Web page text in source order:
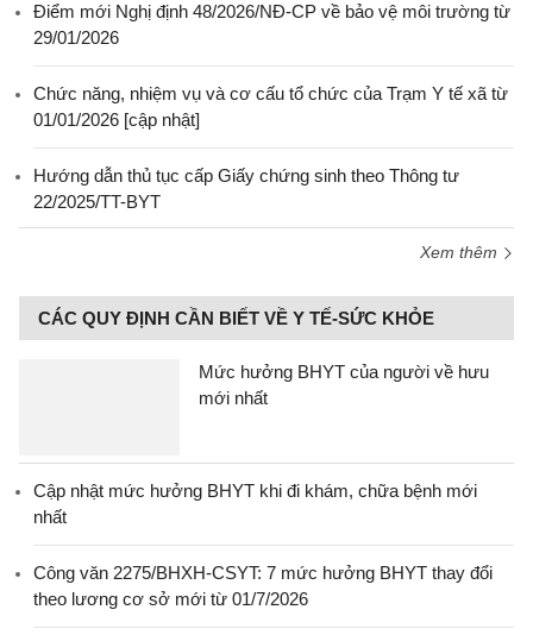
Điểm mới Nghị định 48/2026/NĐ-CP về bảo vệ môi trường từ
29/01/2026
Chức năng, nhiệm vụ và cơ cấu tổ chức của Trạm Y tế xã từ
01/01/2026 [cập nhật]
Hướng dẫn thủ tục cấp Giấy chứng sinh theo Thông tư
22/2025/TT-BYT
Xem thêm
CÁC QUY ĐỊNH CẦN BIẾT VỀ Y TẾ-SỨC KHỎE
Mức hưởng BHYT của người về hưu
mới nhất
Cập nhật mức hưởng BHYT khi đi khám, chữa bệnh mới
nhất
Công văn 2275/BHXH-CSYT: 7 mức hưởng BHYT thay đổi
theo lương cơ sở mới từ 01/7/2026